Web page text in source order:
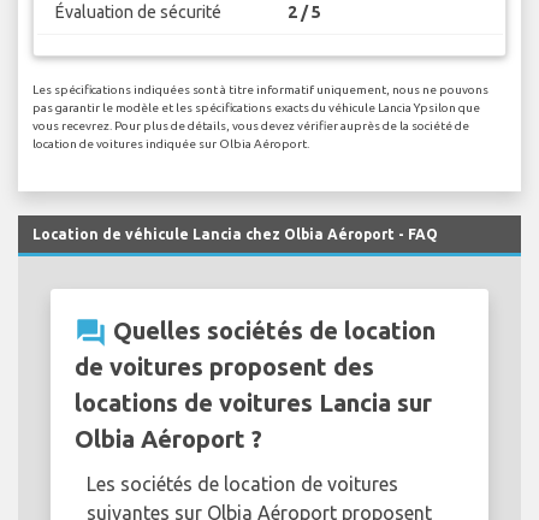
Évaluation de sécurité 2 / 5
Les spécifications indiquées sont à titre informatif uniquement, nous ne pouvons
pas garantir le modèle et les spécifications exacts du véhicule Lancia Ypsilon que
vous recevrez. Pour plus de détails, vous devez vérifier auprès de la société de
location de voitures indiquée sur Olbia Aéroport.
Location de véhicule Lancia chez Olbia Aéroport - FAQ
question_answer Quelles sociétés de location
de voitures proposent des
locations de voitures Lancia sur
Olbia Aéroport ?
Les sociétés de location de voitures
suivantes sur Olbia Aéroport proposent